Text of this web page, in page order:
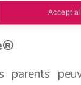
leurs
parents
Accept